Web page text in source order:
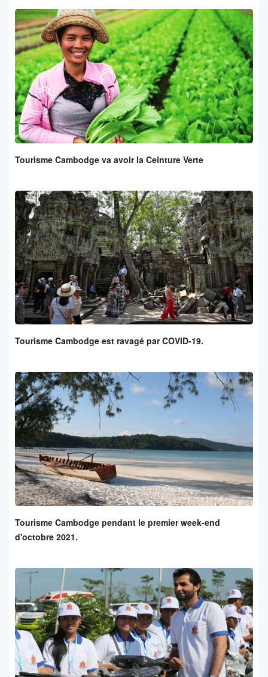
Tourisme Cambodge va avoir la Ceinture Verte
Tourisme Cambodge est ravagé par COVID-19.
Tourisme Cambodge pendant le premier week-end
d'octobre 2021.